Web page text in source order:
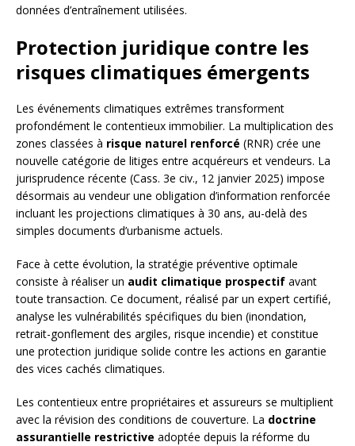
données d’entraînement utilisées.
Protection juridique contre les
risques climatiques émergents
Les événements climatiques extrêmes transforment
profondément le contentieux immobilier. La multiplication des
zones classées à risque naturel renforcé (RNR) crée une
nouvelle catégorie de litiges entre acquéreurs et vendeurs. La
jurisprudence récente (Cass. 3e civ., 12 janvier 2025) impose
désormais au vendeur une obligation d’information renforcée
incluant les projections climatiques à 30 ans, au-delà des
simples documents d’urbanisme actuels.
Face à cette évolution, la stratégie préventive optimale
consiste à réaliser un audit climatique prospectif avant
toute transaction. Ce document, réalisé par un expert certifié,
analyse les vulnérabilités spécifiques du bien (inondation,
retrait-gonflement des argiles, risque incendie) et constitue
une protection juridique solide contre les actions en garantie
des vices cachés climatiques.
Les contentieux entre propriétaires et assureurs se multiplient
avec la révision des conditions de couverture. La doctrine
assurantielle restrictive adoptée depuis la réforme du